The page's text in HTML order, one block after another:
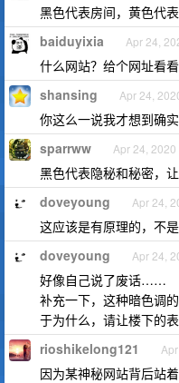
黑色代表房间，黄色代
baiduyixia Apr 24,
什么网站？给个网址看看
shansing Apr 24,
你这么一说我才想到确
sparrww Apr 24, 2020
黑色代表隐秘和秘密，
doveyoung Apr 24,
这应该是有原理的，不
doveyoung Apr 24,
好像自己说了废话……
补充一下，这种暗色调
于为什么，请让楼下的
rioshikelong121
因为某神秘网站背后站